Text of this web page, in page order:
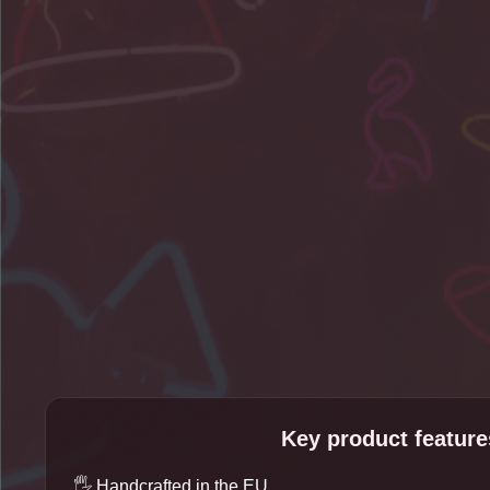
Key product
🖐️ Handcrafted in the EU